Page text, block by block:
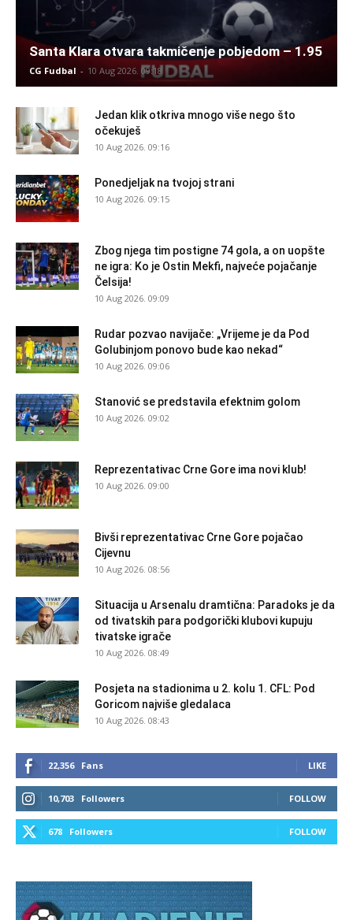
Santa Klara otvara takmičenje pobjedom – 1.95
CG Fudbal - 10 Aug 2026. 09:18
Jedan klik otkriva mnogo više nego što
očekuješ
10 Aug 2026. 09:16
Ponedjeljak na tvojoj strani
10 Aug 2026. 09:15
Zbog njega tim postigne 74 gola, a on uopšte
ne igra: Ko je Ostin Mekfi, najveće pojačanje
Čelsija!
10 Aug 2026. 09:09
Rudar pozvao navijače: „Vrijeme je da Pod
Golubinjom ponovo bude kao nekad“
10 Aug 2026. 09:06
Stanović se predstavila efektnim golom
10 Aug 2026. 09:02
Reprezentativac Crne Gore ima novi klub!
10 Aug 2026. 09:00
Bivši reprezentativac Crne Gore pojačao
Cijevnu
10 Aug 2026. 08:56
Situacija u Arsenalu dramtična: Paradoks je da
od tivatskih para podgorički klubovi kupuju
tivatske igrače
10 Aug 2026. 08:49
Posjeta na stadionima u 2. kolu 1. CFL: Pod
Goricom najviše gledalaca
10 Aug 2026. 08:43
22,356 Fans LIKE
10,703 Followers FOLLOW
678 Followers FOLLOW